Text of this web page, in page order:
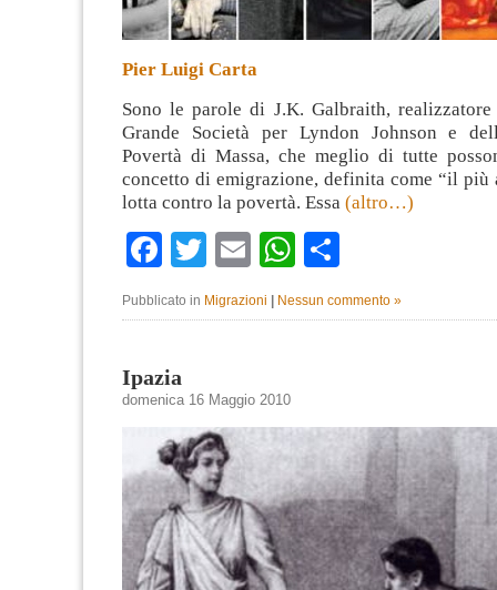
Pier Luigi Carta
Sono le parole di J.K. Galbraith, realizzatore
Grande Società per Lyndon Johnson e
Povertà di Massa, che meglio di tutte
concetto di emigrazione, definita come “il più
lotta contro la povertà. Essa (altro…)
Facebook
TwitterEmailWhatsApp
Pubblicato in Migrazioni Nessun commento »
Ipazia
domenica 16 Maggio 2010